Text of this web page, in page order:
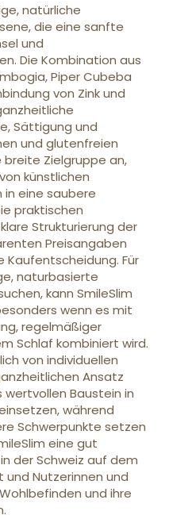
natürliche
die eine sanfte
und
Die Kombination aus
Piper Cubeba
von Zink und
Sättigung und
und glutenfreien
Zielgruppe an,
künstlichen
eine saubere
praktischen
Strukturierung der
Preisangaben
Für
naturbasierte
kann SmileSlim
wenn es mit
regelmäßiger
Schlaf kombiniert wird.
von individuellen
Ansatz
wertvollen Baustein in
während
Schwerpunkte setzen
eine gut
der Schweiz auf dem
Nutzerinnen und
und ihre